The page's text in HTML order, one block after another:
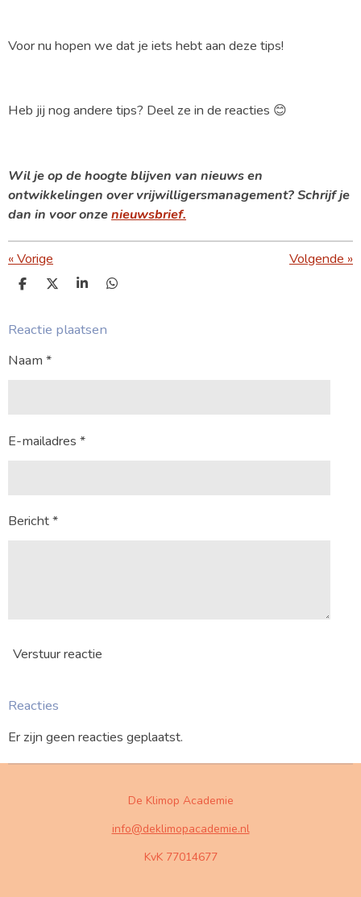
Voor nu hopen we dat je iets hebt aan deze tips!
Heb jij nog andere tips? Deel ze in de reacties 😊
Wil je op de hoogte blijven van nieuws en
ontwikkelingen over vrijwilligersmanagement? Schrijf je
dan in voor onzenieuwsbrief.
«Vorige Volgende »
D
e
D
l
S
r
D
Reactie plaatsen
Naam *
E-mailadres *
Bericht *
Verstuur reactie
Reacties
Er zijn geen reacties geplaatst.
De Klimop Academie
info@deklimopacademie.nl
KvK 77014677